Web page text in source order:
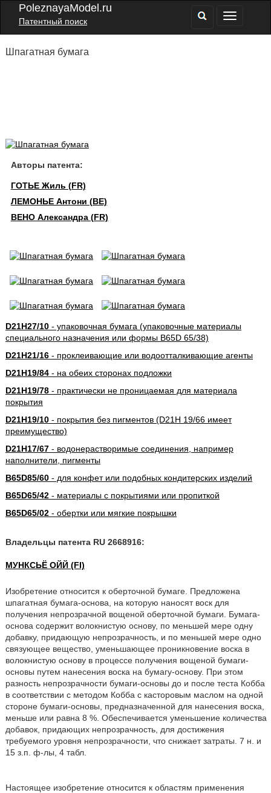
PoleznayaModel.ru
Патентный поиск
Шпагатная бумага
Авторы патента:
ГОТЬЕ Жиль (FR)
ЛЕМОНЬЕ Антони (BE)
ВЕНО Александра (FR)
D21H27/10- упаковочная бумага (упаковочные материалы
специального назначения или формы B65D 65/38)
D21H21/16- проклеивающие или водоотталкивающие агенты
D21H19/84- на обеих сторонах подложки
D21H19/78- практически не проницаемая для материала
покрытия
D21H19/10- покрытия без пигментов (D21H 19/66 имеет
преимущество)
D21H17/67- водонерастворимые соединения, например
наполнители, пигменты
B65D85/60- для конфет или подобных кондитерских изделий
B65D65/42- материалы с покрытиями или пропиткой
B65D65/02- обертки или мягкие покрышки
Владельцы патента RU 2668916:
МУНКСЬЁ ОЙЙ (FI)
Изобретение относится к оберточной бумаге. Предложена
шпагатная бумага-основа, на которую наносят воск для
получения непрозрачной вощеной оберточной бумаги. Бумага-
основа содержит волокнистую основу, по меньшей мере одну
добавку, придающую непрозрачность, и по меньшей мере одно
связующее вещество, уменьшающее проникновение воска в
волокнистую основу в процессе получения вощеной бумаги-
основы путем нанесения воска на бумагу-основу. При этом
разность непрозрачности бумаги-основы до и после теста Кобба
в соответствии с методом Кобба с касторовым маслом на одной
стороне бумаги-основы, предназначенной для нанесения воска,
меньше или равна 8 %. Обеспечивается уменьшение количества
добавок, придающих непрозрачность, для достижения
требуемого уровня непрозрачности, что снижает затраты. 7 н. и
15 з.п. ф-лы, 4 табл.
Настоящее изобретение относится к областям применения